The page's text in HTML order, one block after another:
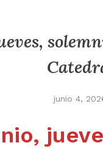
junio 4,